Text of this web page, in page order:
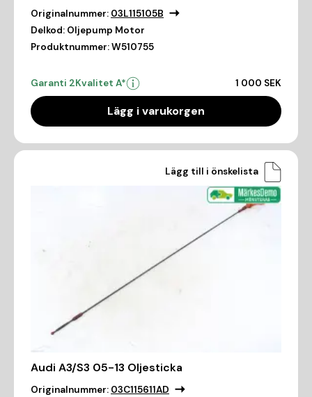
Originalnummer: 03L115105B
Delkod: Oljepump Motor
Produktnummer:W510755
Garanti 2Kvalitet A* 1 000 SEK
Lägg i varukorgen
Lägg till i önskelista
Audi A3/S3 05-13 Oljesticka
Originalnummer: 03C115611AD